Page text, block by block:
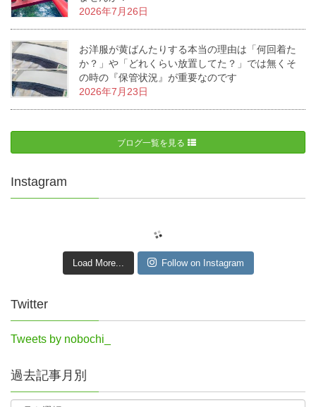
2026年7月26日
お洋服が黄ばんたりする本当の理由は「何回着た
か？」や「どれくらい放置してた？」では無くそ
の時の『保管状況』が重要なのです
2026年7月23日
ブログ一覧を見る
Instagram
Load More... Follow on Instagram
Twitter
Tweets by nobochi_
過去記事月別